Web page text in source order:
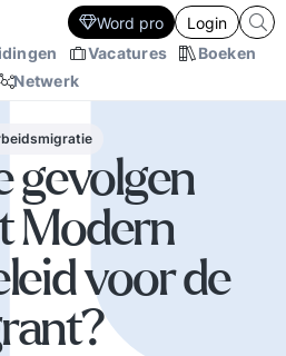
Vacatures
Boeken
Netwerk
Word pro Login
gevolgen
Modern
voor de